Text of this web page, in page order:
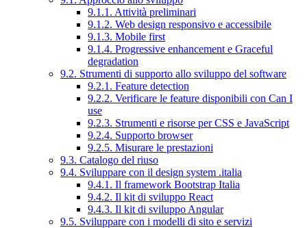
9.1.1. Attività preliminari
9.1.2. Web design responsivo e accessibile
9.1.3. Mobile first
9.1.4. Progressive enhancement e Graceful
degradation
9.2. Strumenti di supporto allo sviluppo del software
9.2.1. Feature detection
9.2.2. Verificare le feature disponibili con Can I
use
9.2.3. Strumenti e risorse per CSS e JavaScript
9.2.4. Supporto browser
9.2.5. Misurare le prestazioni
9.3. Catalogo del riuso
9.4. Sviluppare con il design system .italia
9.4.1. Il framework Bootstrap Italia
9.4.2. Il kit di sviluppo React
9.4.3. Il kit di sviluppo Angular
9.5. Sviluppare con i modelli di sito e servizi